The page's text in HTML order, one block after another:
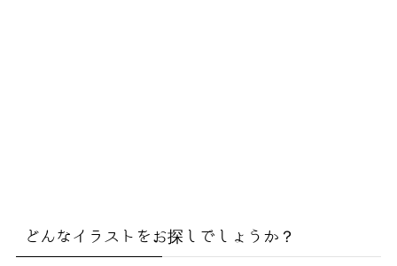
どんなイラストをお探しでしょうか？